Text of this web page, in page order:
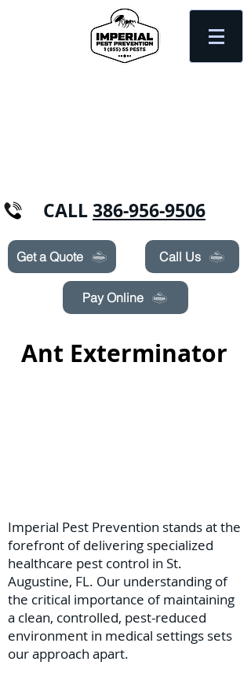
CALL386-956-9506
Get a Quote Call Us
Pay Online
Ant Exterminator
Imperial Pest Prevention stands at the
forefront of delivering specialized
healthcare pest control in St.
Augustine, FL. Our understanding of
the critical importance of maintaining
a clean, controlled, pest-reduced
environment in medical settings sets
our approach apart.